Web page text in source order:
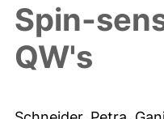
Spin-
QW's